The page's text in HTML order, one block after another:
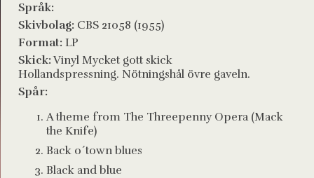
Språk:
Skivbolag: CBS 21058 (1955)
Format: LP
Skick:Vinyl Mycket gott skick
Hollandspressning. Nötningshål övre gaveln.
Spår:
A theme from The Threepenny Opera (Mack
the Knife)
Back o´town blues
Black and blue